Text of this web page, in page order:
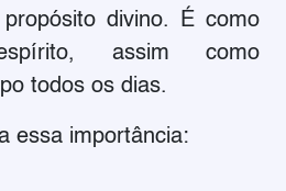
divino. É como
assim como
todos os dias.
essa importância: